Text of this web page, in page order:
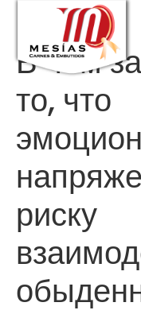
В чем
то, что
риску